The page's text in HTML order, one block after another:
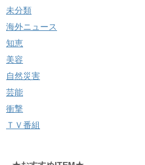
未分類
海外ニュース
知恵
美容
自然災害
芸能
衝撃
ＴＶ番組